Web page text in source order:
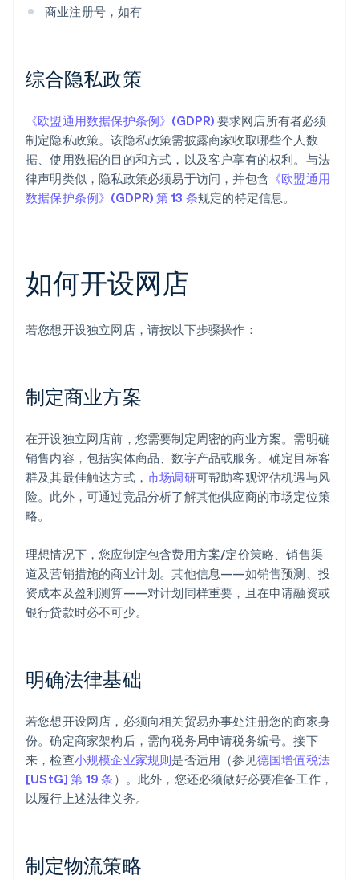
商业注册号，如有
综合隐私政策
《欧盟通用数据保护条例》(GDPR) 要求网店所有者必须
制定隐私政策。该隐私政策需披露商家收取哪些个人数
据、使用数据的目的和方式，以及客户享有的权利。与法
律声明类似，隐私政策必须易于访问，并包含 《欧盟通用
数据保护条例》(GDPR) 第 13 条规定的特定信息。
如何开设网店
若您想开设独立网店，请按以下步骤操作：
制定商业方案
在开设独立网店前，您需要制定周密的商业方案。需明确
销售内容，包括实体商品、数字产品或服务。确定目标客
群及其最佳触达方式， 市场调研可帮助客观评估机遇与风
险。此外，可通过竞品分析了解其他供应商的市场定位策
略。
理想情况下，您应制定包含费用方案/定价策略、销售渠
道及营销措施的商业计划。其他信息——如销售预测、投
资成本及盈利测算——对计划同样重要，且在申请融资或
银行贷款时必不可少。
明确法律基础
若您想开设网店，必须向相关贸易办事处注册您的商家身
份。确定商家架构后，需向税务局申请税务编号。接下
来，检查小规模企业家规则是否适用（参见德国增值税法
[UStG] 第 19 条 ）。此外，您还必须做好必要准备工作，
以履行上述法律义务。
制定物流策略